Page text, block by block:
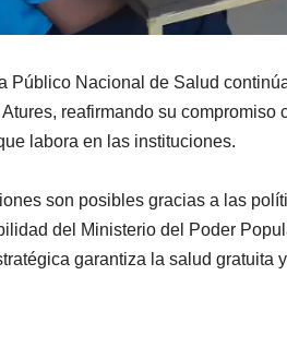
Público Nacional de Salud
reafirmando su
labora en las instituciones.
son posibles gracias a las
del Ministerio del Poder
garantiza la salud gratuita